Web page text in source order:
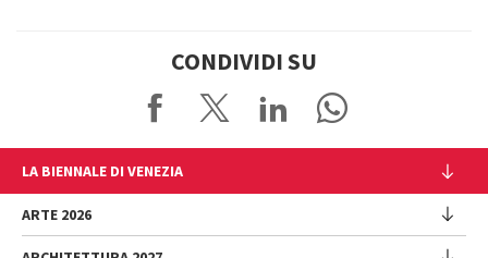
CONDIVIDI SU
LA BIENNALE DI VENEZIA
L'Istituzione
Cariche istituzionali
ARTE 2026